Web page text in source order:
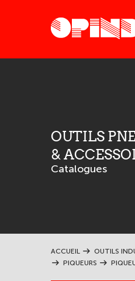
OUTILS
&
Catalogues
ACCUEIL OUTILS
PIQUEURS